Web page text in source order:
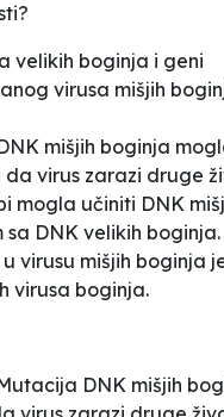
velikih boginja i geni
virusa mišjih
mišjih boginja
virus zarazi druge
mogla učiniti DNK
sa DNK velikih boginja.
virusu mišjih boginja
virusa boginja.
DNK mišjih